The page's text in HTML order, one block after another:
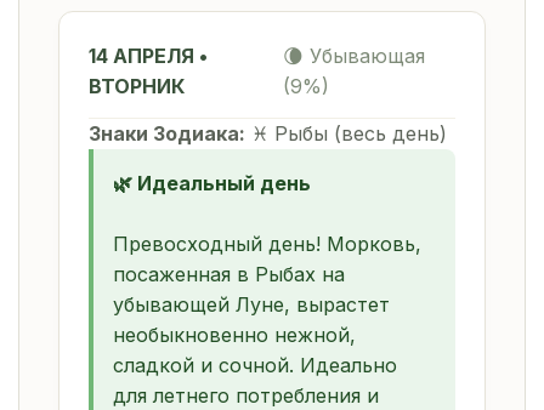
14 АПРЕЛЯ •
ВТОРНИК
🌘 Убывающая
(9%)
Знаки Зодиака: ♓ Рыбы (весь день)
🌿 Идеальный день
Превосходный день! Морковь,
посаженная в Рыбах на
убывающей Луне, вырастет
необыкновенно нежной,
сладкой и сочной. Идеально
для летнего потребления и